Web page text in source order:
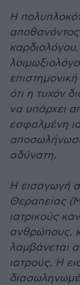
Η
ότι η τυχόν
να υπάρχει
εσφαλμένη
αδύνατη.
Η εισαγωγή
Θεραπείας
ιατρικούς
ανθρώπους,
λαμβάνεται
ιατρούς. Η